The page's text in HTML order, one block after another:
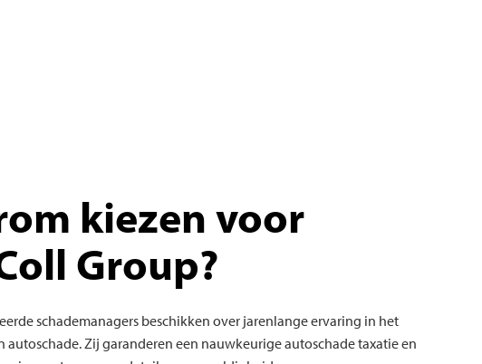
kiezen voor
Group?
schademanagers beschikken over jarenlange ervaring in het
autoschade. Zij garanderen een nauwkeurige autoschade taxatie en